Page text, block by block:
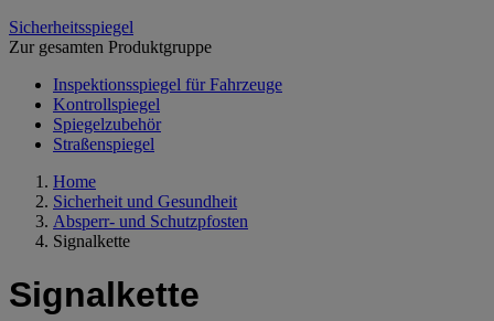
Sicherheitsspiegel
Zur gesamten Produktgruppe
Inspektionsspiegel für Fahrzeuge
Kontrollspiegel
Spiegelzubehör
Straßenspiegel
Home
Sicherheit und Gesundheit
Absperr- und Schutzpfosten
Signalkette
Signalkette